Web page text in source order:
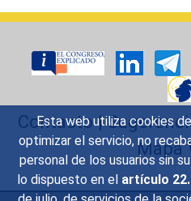
Esta web utiliza cookies
optimizar el servicio, no
personal de los usuarios sin
lo dispuesto en el artículo
Contacto|
Mapa